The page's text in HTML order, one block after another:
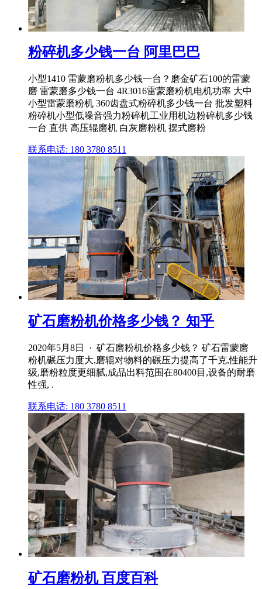
粉碎机多少钱一台 阿里巴巴
小型1410 雷蒙磨粉机多少钱一台？磨金矿石100的雷蒙
磨 雷蒙磨多少钱一台 4R3016雷蒙磨粉机电机功率 大中
小型雷蒙磨粉机 360齿盘式粉碎机多少钱一台 批发塑料
粉碎机小型低噪音强力粉碎机工业用机边粉碎机多少钱
一台 直供 高压辊磨机 白灰磨粉机 摆式磨粉
联系电话: 180 3780 8511
矿石磨粉机价格多少钱？ 知乎
2020年5月8日 · 矿石磨粉机价格多少钱？ 矿石雷蒙磨
粉机碾压力度大,磨辊对物料的碾压力提高了千克,性能升
级,磨粉粒度更细腻,成品出料范围在80400目,设备的耐磨
性强, .
联系电话: 180 3780 8511
矿石磨粉机 百度百科